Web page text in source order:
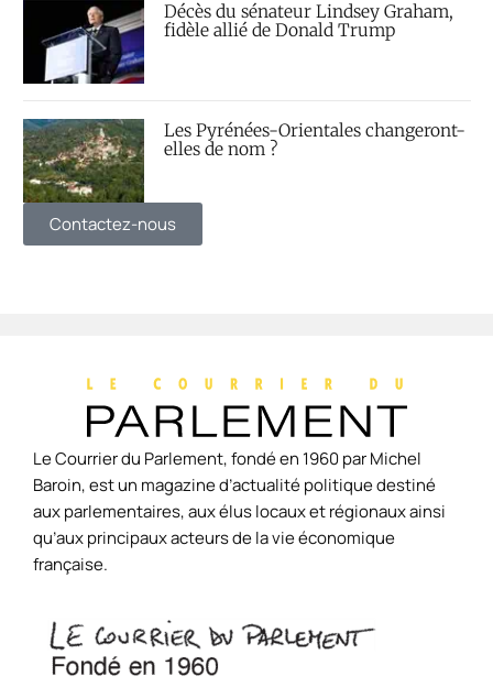
Décès du sénateur Lindsey Graham,
fidèle allié de Donald Trump
Les Pyrénées-Orientales changeront-
elles de nom ?
Contactez-nous
Le Courrier du Parlement, fondé en 1960 par Michel
Baroin, est un magazine d’actualité politique destiné
aux parlementaires, aux élus locaux et régionaux ainsi
qu’aux principaux acteurs de la vie économique
française.